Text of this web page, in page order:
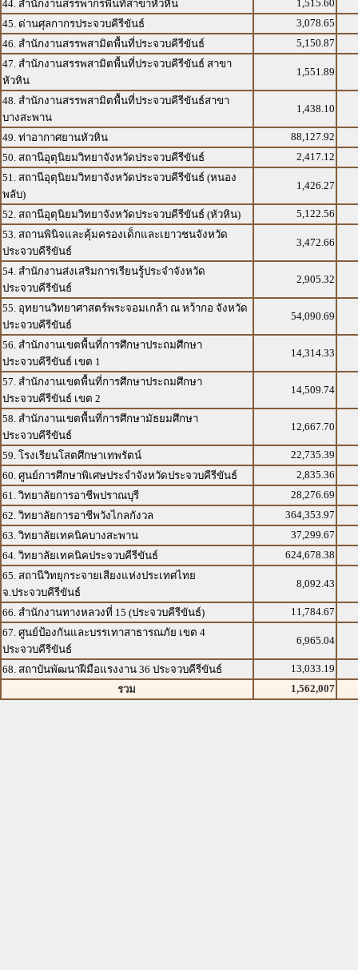
44. สำนักงานสรรพากรพื้นที่สาขาหัวหิน
1,515.60
45. ด่านศุลกากรประจวบคีรีขันธ์
3,078.65
46. สำนักงานสรรพสามิตพื้นที่ประจวบคีรีขันธ์
5,150.87
47. สำนักงานสรรพสามิตพื้นที่ประจวบคีรีขันธ์ สาขา
หัวหิน
1,551.89
48. สำนักงานสรรพสามิตพื้นที่ประจวบคีรีขันธ์สาขา
บางสะพาน
1,438.10
49. ท่าอากาศยานหัวหิน
88,127.92
50. สถานีอุตุนิยมวิทยาจังหวัดประจวบคีรีขันธ์
2,417.12
51. สถานีอุตุนิยมวิทยาจังหวัดประจวบคีรีขันธ์ (หนอง
พลับ)
1,426.27
52. สถานีอุตุนิยมวิทยาจังหวัดประจวบคีรีขันธ์ (หัวหิน)
5,122.56
53. สถานพินิจและคุ้มครองเด็กและเยาวชนจังหวัด
ประจวบคีรีขันธ์
3,472.66
54. สำนักงานส่งเสริมการเรียนรู้ประจำจังหวัด
ประจวบคีรีขันธ์
2,905.32
55. อุทยานวิทยาศาสตร์พระจอมเกล้า ณ หว้ากอ จังหวัด
ประจวบคีรีขันธ์
54,090.69
56. สำนักงานเขตพื้นที่การศึกษาประถมศึกษา
ประจวบคีรีขันธ์ เขต 1
14,314.33
57. สำนักงานเขตพื้นที่การศึกษาประถมศึกษา
ประจวบคีรีขันธ์ เขต 2
14,509.74
58. สำนักงานเขตพื้นที่การศึกษามัธยมศึกษา
ประจวบคีรีขันธ์
12,667.70
59. โรงเรียนโสตศึกษาเทพรัตน์
22,735.39
60. ศูนย์การศึกษาพิเศษประจำจังหวัดประจวบคีรีขันธ์
2,835.36
61. วิทยาลัยการอาชีพปราณบุรี
28,276.69
62. วิทยาลัยการอาชีพวังไกลกังวล
364,353.97
63. วิทยาลัยเทคนิคบางสะพาน
37,299.67
64. วิทยาลัยเทคนิคประจวบคีรีขันธ์
624,678.38
65. สถานีวิทยุกระจายเสียงแห่งประเทศไทย
จ.ประจวบคีรีขันธ์
8,092.43
66. สำนักงานทางหลวงที่ 15 (ประจวบคีรีขันธ์)
11,784.67
67. ศูนย์ป้องกันและบรรเทาสาธารณภัย เขต 4
ประจวบคีรีขันธ์
6,965.04
68. สถาบันพัฒนาฝีมือแรงงาน 36 ประจวบคีรีขันธ์
13,033.19
รวม
1,562,007